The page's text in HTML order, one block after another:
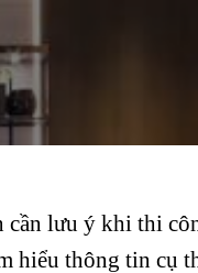
cần lưu ý khi thi
hiểu thông tin cụ